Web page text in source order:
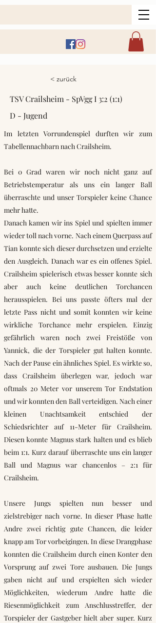
< zurück
TSV Crailsheim - SpVgg I 3:2 (1:1)
D - Jugend
Im letzten Vorrundenspiel durften wir zum
Tabellennachbarn nach Crailsheim.
Bei 0 Grad waren wir noch nicht ganz auf
Betriebstemperatur als uns ein langer Ball
überraschte und unser Torspieler keine Chance
mehr hatte.
Danach kamen wir ins Spiel und spielten immer
wieder toll nach vorne. Nach einem Querpass auf
Tian konnte sich dieser durchsetzen und erzielte
den Ausgleich. Danach war es ein offenes Spiel.
Crailsheim spielerisch etwas besser konnte sich
aber auch keine deutlichen Torchancen
herausspielen. Bei uns passte öfters mal der
letzte Pass nicht und somit konnten wir keine
wirkliche Torchance mehr erspielen. Einzig
gefährlich waren noch zwei Freistöße von
Yannick, die der Torspieler gut halten konnte.
Nach der Pause ein ähnliches Spiel. Es wirkte so,
dass Crailsheim überlegen war, jedoch war
oftmals 20 Meter vor unserem Tor Endstation
und wir konnten den Ball verteidigen. Nach einer
kleinen Unachtsamkeit entschied der
Schiedsrichter auf 11-Meter für Crailsheim.
Diesen konnte Magnus stark halten und es blieb
beim 1:1. Kurz darauf überraschte uns ein langer
Ball und Magnus war chancenlos – 2:1 für
Crailsheim.
Unsere Jungs spielten nun besser und
zielstrebiger nach vorne. In dieser Phase hatte
Andre zwei richtig gute Chancen, die leider
knapp am Tor vorbeigingen. In diese Drangphase
konnten die Crailsheim durch einen Konter den
Vorsprung auf zwei Tore ausbauen. Die Jungs
gaben nicht auf und erspielten sich wieder
Möglichkeiten, wiederum Andre hatte die
Riesenmöglichkeit zum Anschlusstreffer, der
Torspieler der Gastgeber hielt aber super. Kurz